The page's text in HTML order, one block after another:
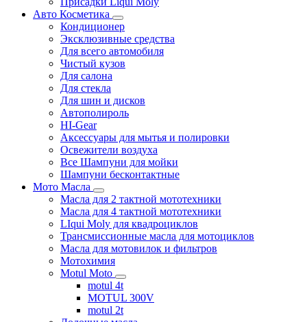
Авто Косметика
Кондиционер
Эксклюзивные средства
Для всего автомобиля
Чистый кузов
Для салона
Для стекла
Для шин и дисков
Автополироль
HI-Gear
Аксессуары для мытья и полировки
Освежители воздуха
Все Шампуни для мойки
Шампуни бесконтактные
Мото Масла
Масла для 2 тактной мототехники
Масла для 4 тактной мототехники
LIqui Moly для квадроциклов
Трансмиссионные масла для мотоциклов
Масла для мотовилок и фильтров
Мотохимия
Motul Moto
motul 4t
MOTUL 300V
motul 2t